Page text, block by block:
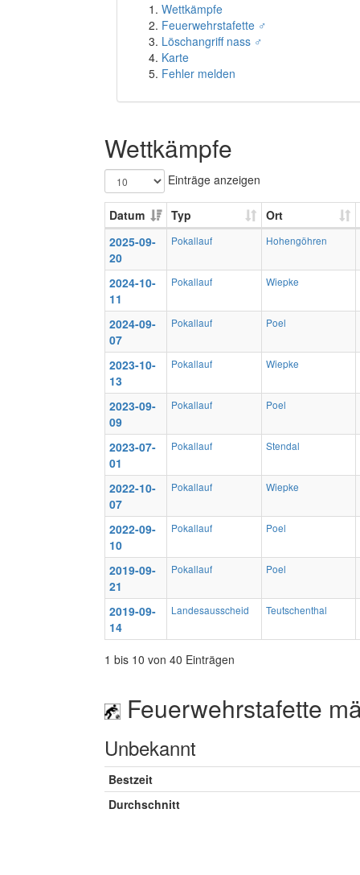
Wettkämpfe
Feuerwehrstafette ♂
Löschangriff nass ♂
Karte
Fehler melden
Wettkämpfe
Einträge anzeigen
Datum Typ
Ort
2025-09-
20
Pokallauf Hohengöhren
2024-10-
11
Pokallauf Wiepke
2024-09-
07
Pokallauf Poel
2023-10-
13
Pokallauf Wiepke
2023-09-
09
Pokallauf Poel
2023-07-
01
Pokallauf Stendal
2022-10-
07
Pokallauf Wiepke
2022-09-
10
Pokallauf Poel
2019-09-
21
Pokallauf Poel
2019-09-
14
Landesausscheid Teutschenthal
1 bis 10 von 40 Einträgen
Feuerwehrstafette
Unbekannt
Bestzeit
Durchschnitt